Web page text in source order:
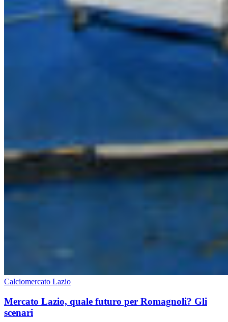
Calciomercato Lazio
Mercato Lazio, quale futuro per Romagnoli? Gli
scenari